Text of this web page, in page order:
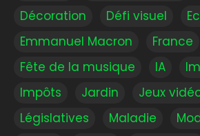
Décoration
Défi visuel
Emmanuel Macron
France
Fête de la musique
IA
Impôts
Jardin Jeux
Législatives
Maladie